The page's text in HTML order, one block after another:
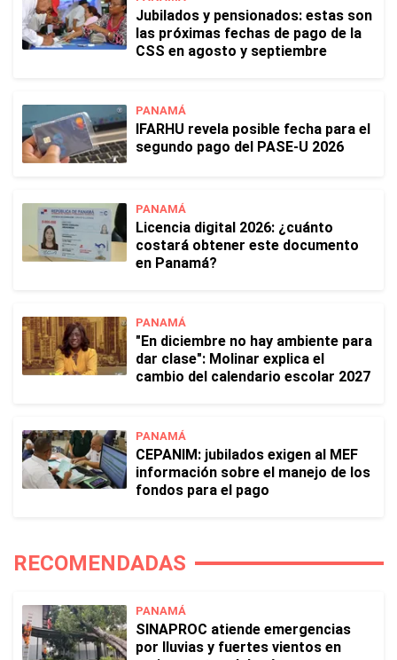
Jubilados y pensionados: estas son
las próximas fechas de pago de la
CSS en agosto y septiembre
PANAMÁ
IFARHU revela posible fecha para el
segundo pago del PASE-U 2026
PANAMÁ
Licencia digital 2026: ¿cuánto
costará obtener este documento
en Panamá?
PANAMÁ
"En diciembre no hay ambiente para
dar clase": Molinar explica el
cambio del calendario escolar 2027
PANAMÁ
CEPANIM: jubilados exigen al MEF
información sobre el manejo de los
fondos para el pago
RECOMENDADAS
PANAMÁ
SINAPROC atiende emergencias
por lluvias y fuertes vientos en